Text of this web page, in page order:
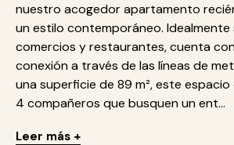
nuestro acogedor apartamento
un estilo contemporáneo.
comercios y restaurantes, cuenta
conexión a través de las líneas de
una superficie de 89 m², este
4 compañeros que busquen un ent...
Leer más +